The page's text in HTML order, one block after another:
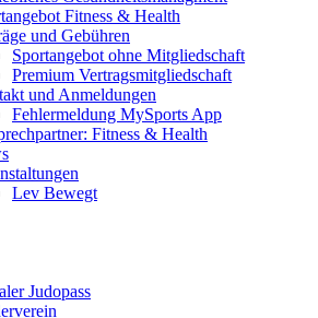
Fitness & Health
und Gebühren
Sportangebot ohne Mitgliedschaft
Premium Vertragsmitgliedschaft
und Anmeldungen
Fehlermeldung MySports App
Fitness & Health
Lev Bewegt
Judopass